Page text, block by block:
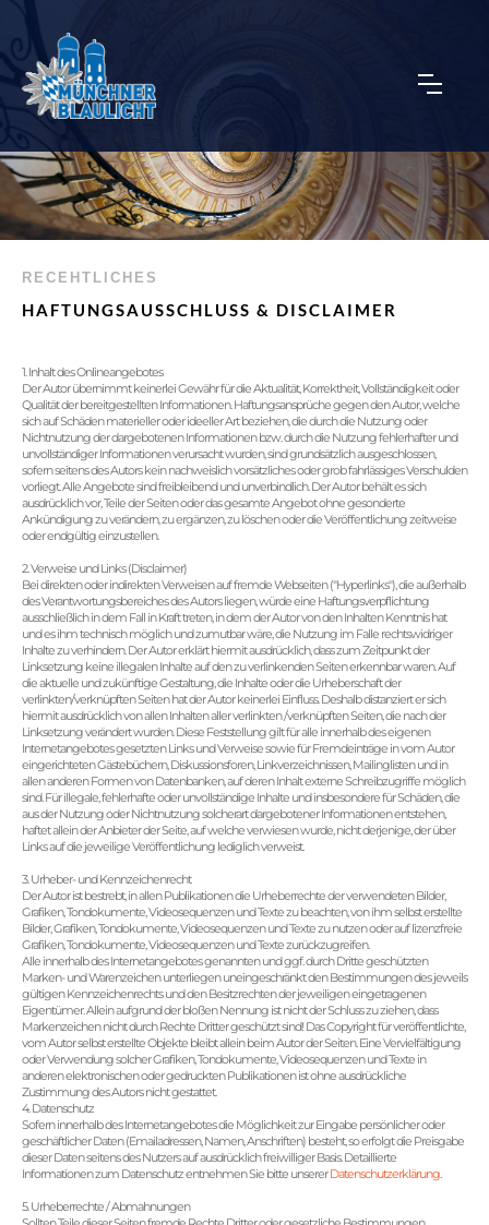
RECEHTLICHES
HAFTUNGSAUSSCHLUSS & DISCLAIMER
1. Inhalt des Onlineangebotes
Der Autor übernimmt keinerlei Gewähr für die Aktualität, Korrektheit, Vollständigkeit oder
Qualität der bereitgestellten Informationen. Haftungsansprüche gegen den Autor, welche
sich auf Schäden materieller oder ideeller Art beziehen, die durch die Nutzung oder
Nichtnutzung der dargebotenen Informationen bzw. durch die Nutzung fehlerhafter und
unvollständiger Informationen verursacht wurden, sind grundsätzlich ausgeschlossen,
sofern seitens des Autors kein nachweislich vorsätzliches oder grob fahrlässiges Verschulden
vorliegt. Alle Angebote sind freibleibend und unverbindlich. Der Autor behält es sich
ausdrücklich vor, Teile der Seiten oder das gesamte Angebot ohne gesonderte
Ankündigung zu verändern, zu ergänzen, zu löschen oder die Veröffentlichung zeitweise
oder endgültig einzustellen.
2. Verweise und Links (Disclaimer)
Bei direkten oder indirekten Verweisen auf fremde Webseiten ("Hyperlinks"), die außerhalb
des Verantwortungsbereiches des Autors liegen, würde eine Haftungsverpflichtung
ausschließlich in dem Fall in Kraft treten, in dem der Autor von den Inhalten Kenntnis hat
und es ihm technisch möglich und zumutbar wäre, die Nutzung im Falle rechtswidriger
Inhalte zu verhindern. Der Autor erklärt hiermit ausdrücklich, dass zum Zeitpunkt der
Linksetzung keine illegalen Inhalte auf den zu verlinkenden Seiten erkennbar waren. Auf
die aktuelle und zukünftige Gestaltung, die Inhalte oder die Urheberschaft der
verlinkten/verknüpften Seiten hat der Autor keinerlei Einfluss. Deshalb distanziert er sich
hiermit ausdrücklich von allen Inhalten aller verlinkten /verknüpften Seiten, die nach der
Linksetzung verändert wurden. Diese Feststellung gilt für alle innerhalb des eigenen
Internetangebotes gesetzten Links und Verweise sowie für Fremdeinträge in vom Autor
eingerichteten Gästebüchern, Diskussionsforen, Linkverzeichnissen, Mailinglisten und in
allen anderen Formen von Datenbanken, auf deren Inhalt externe Schreibzugriffe möglich
sind. Für illegale, fehlerhafte oder unvollständige Inhalte und insbesondere für Schäden, die
aus der Nutzung oder Nichtnutzung solcherart dargebotener Informationen entstehen,
haftet allein der Anbieter der Seite, auf welche verwiesen wurde, nicht derjenige, der über
Links auf die jeweilige Veröffentlichung lediglich verweist.
3. Urheber- und Kennzeichenrecht
Der Autor ist bestrebt, in allen Publikationen die Urheberrechte der verwendeten Bilder,
Grafiken, Tondokumente, Videosequenzen und Texte zu beachten, von ihm selbst erstellte
Bilder, Grafiken, Tondokumente, Videosequenzen und Texte zu nutzen oder auf lizenzfreie
Grafiken, Tondokumente, Videosequenzen und Texte zurückzugreifen.
Alle innerhalb des Internetangebotes genannten und ggf. durch Dritte geschützten
Marken- und Warenzeichen unterliegen uneingeschränkt den Bestimmungen des jeweils
gültigen Kennzeichenrechts und den Besitzrechten der jeweiligen eingetragenen
Eigentümer. Allein aufgrund der bloßen Nennung ist nicht der Schluss zu ziehen, dass
Markenzeichen nicht durch Rechte Dritter geschützt sind! Das Copyright für veröffentlichte,
vom Autor selbst erstellte Objekte bleibt allein beim Autor der Seiten. Eine Vervielfältigung
oder Verwendung solcher Grafiken, Tondokumente, Videosequenzen und Texte in
anderen elektronischen oder gedruckten Publikationen ist ohne ausdrückliche
Zustimmung des Autors nicht gestattet.
4. Datenschutz
Sofern innerhalb des Internetangebotes die Möglichkeit zur Eingabe persönlicher oder
geschäftlicher Daten (Emailadressen, Namen, Anschriften) besteht, so erfolgt die Preisgabe
dieser Daten seitens des Nutzers auf ausdrücklich freiwilliger Basis. Detaillierte
Informationen zum Datenschutz entnehmen Sie bitte unsererDatenschutzerklärung.
5. Urheberrechte / Abmahnungen